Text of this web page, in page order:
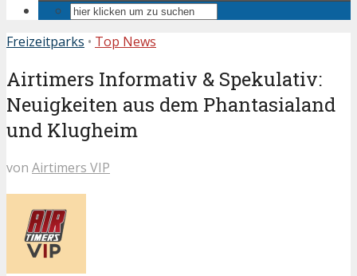
Freizeitparks • Top News
Airtimers Informativ & Spekulativ:
Neuigkeiten aus dem Phantasialand
und Klugheim
von Airtimers VIP